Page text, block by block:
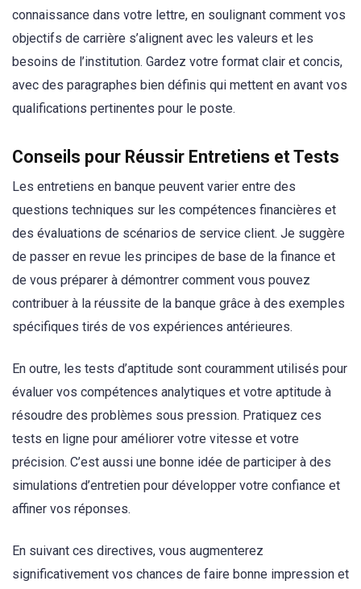
connaissance dans votre lettre, en soulignant comment vos
objectifs de carrière s’alignent avec les valeurs et les
besoins de l’institution. Gardez votre format clair et concis,
avec des paragraphes bien définis qui mettent en avant vos
qualifications pertinentes pour le poste.
Conseils pour Réussir Entretiens et Tests
Les entretiens en banque peuvent varier entre des
questions techniques sur les compétences financières et
des évaluations de scénarios de service client. Je suggère
de passer en revue les principes de base de la finance et
de vous préparer à démontrer comment vous pouvez
contribuer à la réussite de la banque grâce à des exemples
spécifiques tirés de vos expériences antérieures.
En outre, les tests d’aptitude sont couramment utilisés pour
évaluer vos compétences analytiques et votre aptitude à
résoudre des problèmes sous pression. Pratiquez ces
tests en ligne pour améliorer votre vitesse et votre
précision. C’est aussi une bonne idée de participer à des
simulations d’entretien pour développer votre confiance et
affiner vos réponses.
En suivant ces directives, vous augmenterez
significativement vos chances de faire bonne impression et